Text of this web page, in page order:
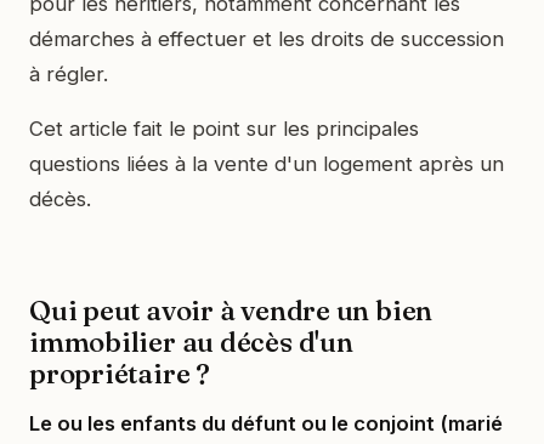
démarches à effectuer et les droits de succession
à régler.
Cet article fait le point sur les principales
questions liées à la vente d'un logement après un
décès.
Qui peut avoir à vendre un bien
immobilier au décès d'un
propriétaire ?
Le ou les enfants du défunt ou le conjoint (marié